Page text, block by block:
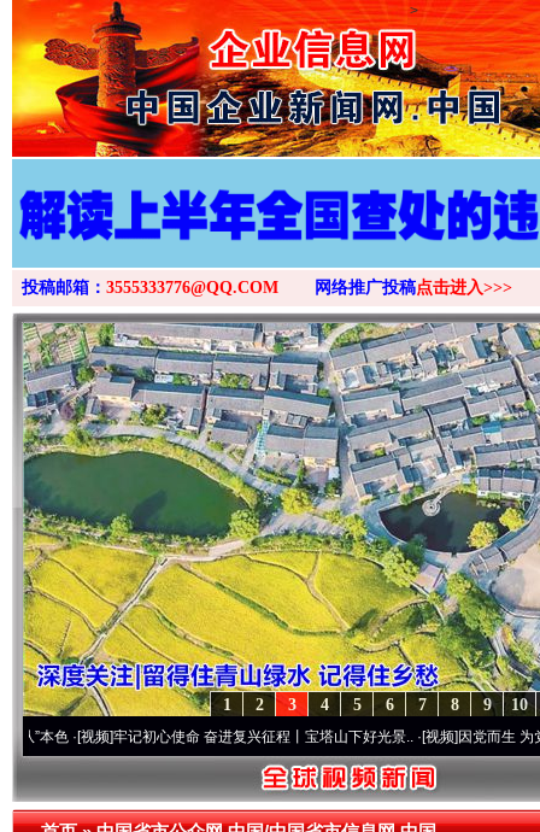
>
投稿邮箱： 3555333776@QQ.COM 网络推广投稿点击进入>>>
10
9
8
7
6
5
4
3
2
1
·[视频]牢记初心使命 奋进复兴征程丨宝塔山下好光景..·[视频]因党而生 为党而战——